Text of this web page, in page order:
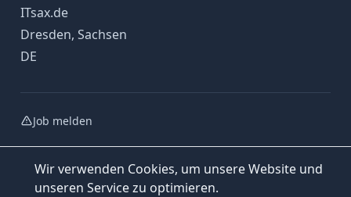
Wir verwenden Cookies, um unsere Website und
unseren Service zu optimieren.
ITsax.de
Dresden, Sachsen
DE
Job melden